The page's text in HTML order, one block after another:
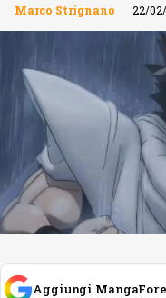
Marco Strignano 22/
Aggiungi